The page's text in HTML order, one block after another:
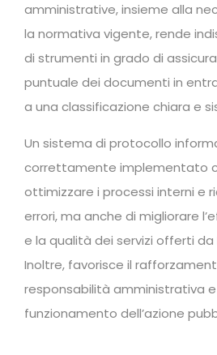
amministrative, insieme alla
la normativa vigente, rende
di strumenti in grado di
puntuale dei documenti in
a una classificazione chiara e
Un sistema di protocollo
correttamente implementato
ottimizzare i processi interni e
errori, ma anche di migliorare
e la qualità dei servizi offerti da
Inoltre, favorisce il
responsabilità amministrativa
funzionamento dell’azione